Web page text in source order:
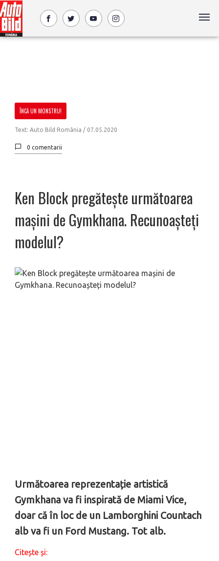
ÎNCĂ UN MONSTRU!
Text: Auto Bild România / 07.05.2020
0 comentarii
Ken Block pregătește următoarea
mașini de Gymkhana. Recunoașteți
modelul?
Următoarea reprezentație artistică
Gymkhana va fi inspirată de Miami Vice,
doar că în loc de un Lamborghini Countach
alb va fi un Ford Mustang. Tot alb.
Citește și: